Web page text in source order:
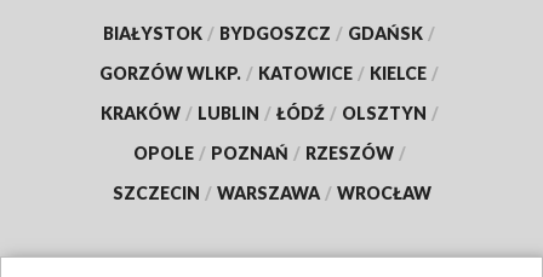
BIAŁYSTOK / BYDGOSZCZ / GDAŃSK /
GORZÓW WLKP. / KATOWICE / KIELCE /
KRAKÓW / LUBLIN / ŁÓDŹ / OLSZTYN /
OPOLE / POZNAŃ / RZESZÓW /
SZCZECIN / WARSZAWA / WROCŁAW